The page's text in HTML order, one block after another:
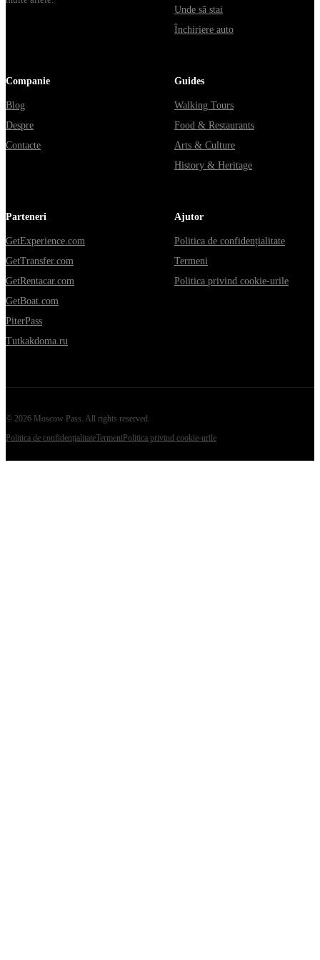
Unde să stai
Închiriere auto
Companie
Blog
Despre
Contacte
Guides
Walking Tours
Food & Restaurants
Arts & Culture
History & Heritage
Parteneri
GetExperience.com
GetTransfer.com
GetRentacar.com
GetBoat.com
PiterPass
Tutkakdoma.ru
Ajutor
Politica de confidențialitate
Termeni
Politica privind cookie-urile
© 2026 Moscow Pass. All rights reserved.
Politica de confidențialitateTermeni Politica privind cookie-urile